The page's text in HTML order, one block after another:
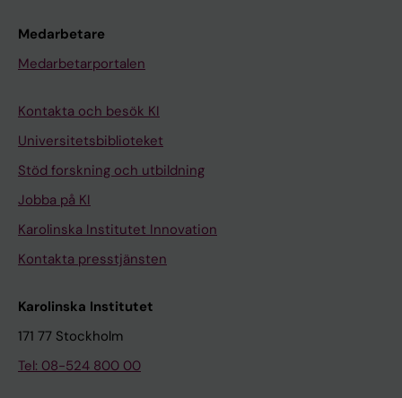
Medarbetare
Medarbetarportalen
Kontakta och besök KI
Universitetsbiblioteket
Stöd forskning och utbildning
Jobba på KI
Karolinska Institutet Innovation
Kontakta presstjänsten
Karolinska Institutet
171 77 Stockholm
Tel: 08-524 800 00